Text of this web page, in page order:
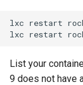
lxc restart
lxc restart
List your
9 does not have